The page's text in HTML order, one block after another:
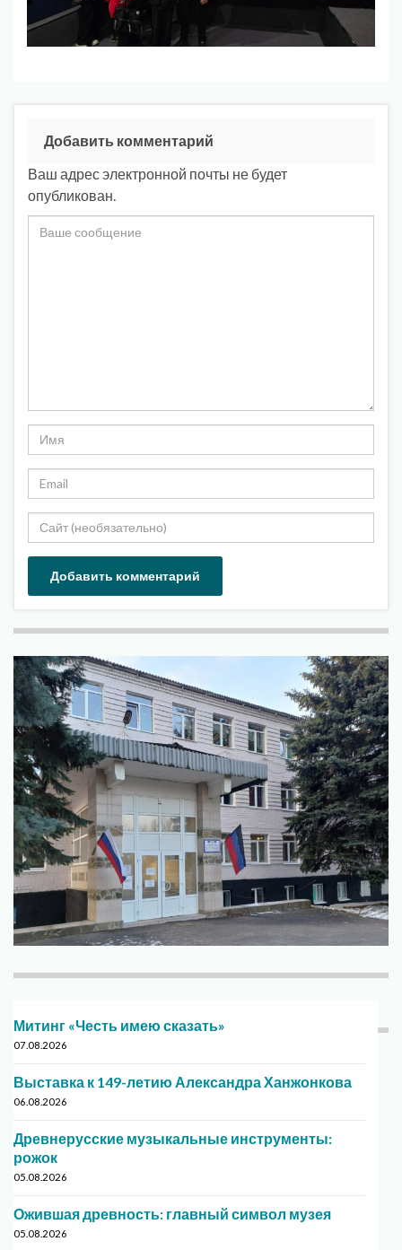
Добавить комментарий
Ваш адрес электронной почты не будет
опубликован.
Митинг «Честь имею сказать»
07.08.2026
Выставка к 149-летию Александра Ханжонкова
06.08.2026
Древнерусские музыкальные инструменты:
рожок
05.08.2026
Ожившая древность: главный символ музея
05.08.2026